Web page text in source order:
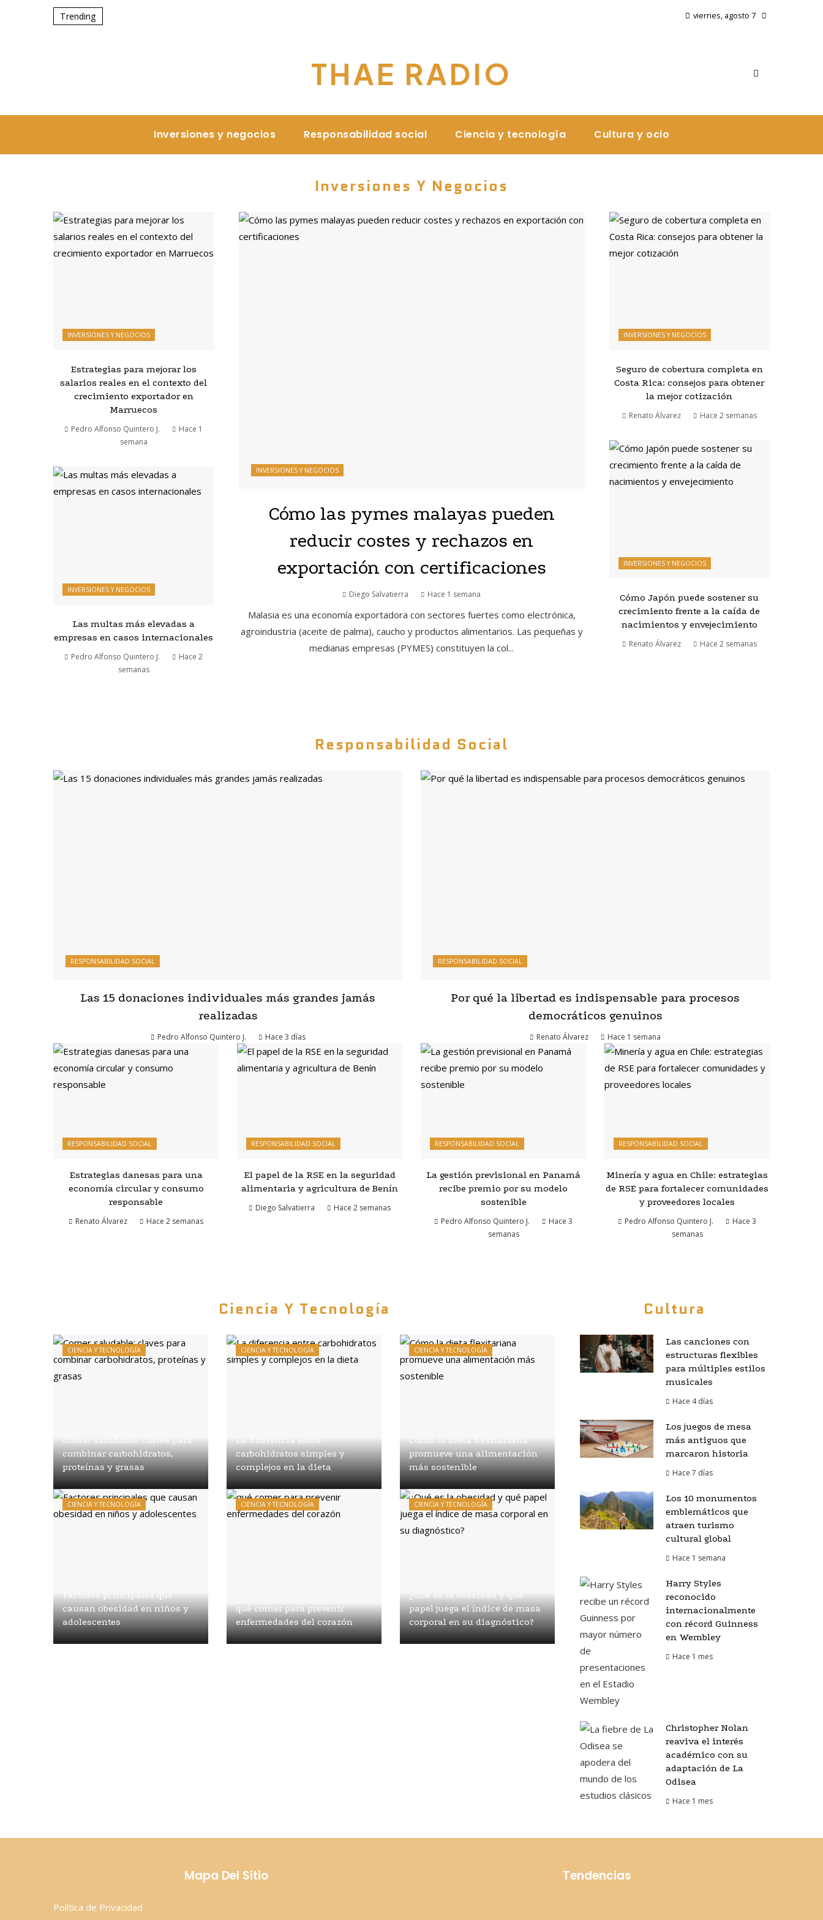
Trending viernes, agosto 7
THAE RADIO
Inversiones y negocios Responsabilidad social Ciencia y tecnología Cultura y ocio
Inversiones Y Negocios
INVERSIONES Y NEGOCIOS
Cómo las pymes malayas pueden
reducir costes y rechazos en
exportación con certificaciones
Diego Salvatierra Hace 1 semana
Malasia es una economía exportadora con sectores fuertes como electrónica,
agroindustria (aceite de palma), caucho y productos alimentarios. Las pequeñas y
medianas empresas (PYMES) constituyen la col...
INVERSIONES Y NEGOCIOS
Estrategias para mejorar los
salarios reales en el contexto del
crecimiento exportador en
Marruecos
Pedro Alfonso Quintero J.
Hace 1
semana
INVERSIONES Y NEGOCIOS
Las multas más elevadas a
empresas en casos internacionales
Pedro Alfonso Quintero J.
Hace 2
semanas
INVERSIONES Y NEGOCIOS
Seguro de cobertura completa en
Costa Rica: consejos para obtener
la mejor cotización
Renato Álvarez Hace 2 semanas
INVERSIONES Y NEGOCIOS
Cómo Japón puede sostener su
crecimiento frente a la caída de
nacimientos y envejecimiento
Renato Álvarez Hace 2 semanas
Responsabilidad Social
RESPONSABILIDAD SOCIAL
Las 15 donaciones individuales más grandes jamás
realizadas
Pedro Alfonso Quintero J. Hace 3 días
RESPONSABILIDAD SOCIAL
Por qué la libertad es indispensable para procesos
democráticos genuinos
Renato Álvarez Hace 1 semana
RESPONSABILIDAD SOCIAL
Estrategias danesas para una
economía circular y consumo
responsable
Renato Álvarez Hace 2 semanas
RESPONSABILIDAD SOCIAL
El papel de la RSE en la seguridad
alimentaria y agricultura de Benín
Diego Salvatierra Hace 2 semanas
RESPONSABILIDAD SOCIAL
La gestión previsional en Panamá
recibe premio por su modelo
sostenible
Pedro Alfonso Quintero J.
Hace 3
semanas
RESPONSABILIDAD SOCIAL
Minería y agua en Chile: estrategias
de RSE para fortalecer comunidades
y proveedores locales
Pedro Alfonso Quintero J.
Hace 3
semanas
Ciencia Y Tecnología
Comer saludable: claves para
combinar carbohidratos,
proteínas y grasas
Diego Salvatierra
Hace 1
semana
CIENCIA Y TECNOLOGÍA
La diferencia entre
carbohidratos simples y
complejos en la dieta
Diego Salvatierra
Hace 1
semana
CIENCIA Y TECNOLOGÍA
Cómo la dieta flexitariana
promueve una alimentación
más sostenible
Diego Salvatierra
Hace 1
semana
CIENCIA Y TECNOLOGÍA
Factores principales que
causan obesidad en niños y
adolescentes
Diego Salvatierra
Hace 2
CIENCIA Y TECNOLOGÍA
qué comer para prevenir
enfermedades del corazón
Diego Salvatierra Hace 1 mes
CIENCIA Y TECNOLOGÍA
¿Qué es la obesidad y qué
papel juega el índice de masa
corporal en su diagnóstico?
Renato Álvarez Hace 1 mes
CIENCIA Y TECNOLOGÍA
Cultura
Las canciones con
estructuras flexibles
para múltiples estilos
musicales
Hace 4 días
Los juegos de mesa
más antiguos que
marcaron historia
Hace 7 días
Los 10 monumentos
emblemáticos que
atraen turismo
cultural global
Hace 1 semana
Harry Styles
reconocido
internacionalmente
con récord Guinness
en Wembley
Hace 1 mes
Christopher Nolan
reaviva el interés
académico con su
adaptación de La
Odisea
Hace 1 mes
Mapa Del Sitio
Política de Privacidad
Tendencias